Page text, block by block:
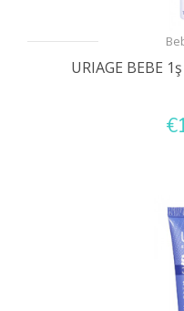
URIAGE BEBE